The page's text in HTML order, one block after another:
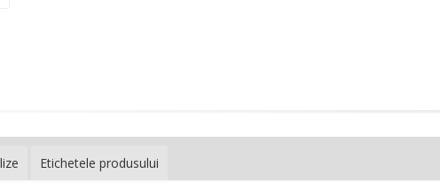
Etichetele produsului